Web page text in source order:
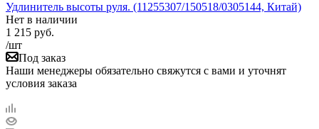
Удлинитель высоты руля. (11255307/150518/0305144, Китай)
Нет в наличии
1 215 руб.
/шт
Под заказ
Наши менеджеры обязательно свяжутся с вами и уточнят
условия заказа